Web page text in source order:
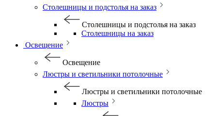
Столешницы и подстолья на заказ
Столешницы и подстолья на заказ
Столешницы на заказ
Освещение
Освещение
Люстры и светильники потолочные
Люстры и светильники потолочные
Люстры